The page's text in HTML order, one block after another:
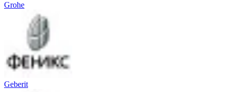
Grohe
Geberit